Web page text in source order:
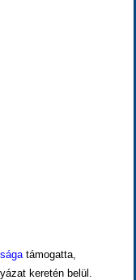
támogatta,
keretén belül.